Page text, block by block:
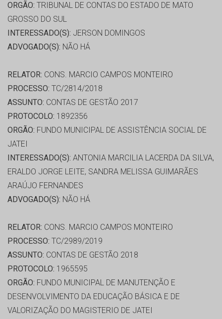
ORGÃO: TRIBUNAL DE CONTAS DO ESTADO DE MATO
GROSSO DO SUL
INTERESSADO(S): JERSON DOMINGOS
ADVOGADO(S): NÃO HÁ
RELATOR: CONS. MARCIO CAMPOS MONTEIRO
PROCESSO: TC/2814/2018
ASSUNTO: CONTAS DE GESTÃO 2017
PROTOCOLO: 1892356
ORGÃO: FUNDO MUNICIPAL DE ASSISTÊNCIA SOCIAL DE
JATEI
INTERESSADO(S): ANTONIA MARCILIA LACERDA DA SILVA,
ERALDO JORGE LEITE, SANDRA MELISSA GUIMARÃES
ARAÚJO FERNANDES
ADVOGADO(S): NÃO HÁ
RELATOR: CONS. MARCIO CAMPOS MONTEIRO
PROCESSO: TC/2989/2019
ASSUNTO: CONTAS DE GESTÃO 2018
PROTOCOLO: 1965595
ORGÃO: FUNDO MUNICIPAL DE MANUTENÇÃO E
DESENVOLVIMENTO DA EDUCAÇÃO BÁSICA E DE
VALORIZAÇÃO DO MAGISTERIO DE JATEI